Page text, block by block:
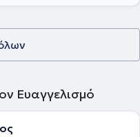
Ευαγγελισμό